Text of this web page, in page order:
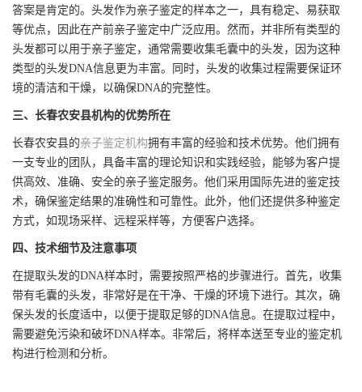
答案是肯定的。头发作为亲子鉴定的样本之一，具有稳定、易获取
等优点，因此在产前亲子鉴定中广泛应用。然而，并非所有类型的
头发都可以用于亲子鉴定，通常需要收集毛囊中的头发，因为这种
类型的头发DNA信息更为丰富。同时，头发的收集过程需要保证环
境的清洁和干燥，以确保DNA的完整性。
三、长春农安县机构的优势所在
长春农安县的亲子鉴定机构拥有丰富的经验和技术优势。他们拥有
一支专业的团队，具备丰富的理论知识和实践经验，能够为客户提
供高效、准确、安全的亲子鉴定服务。他们采用国际先进的鉴定技
术，确保鉴定结果的准确性和可靠性。此外，他们还提供多种鉴定
方式，如现场采样、远程采样等，方便客户选择。
四、技术细节及注意事项
在提取头发的DNA样本时，需要按照严格的步骤进行。首先，收集
带有毛囊的头发，非常好是在干净、干燥的环境下进行。其次，确
保头发的长度适中，以便于提取足够的DNA信息。在提取过程中，
需要避免污染和破坏DNA样本。非常后，将样本送至专业的鉴定机
构进行检测和分析。